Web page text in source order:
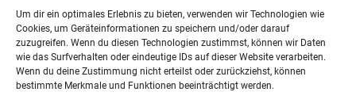
Um dir ein optimales Erlebnis zu bieten, verwenden wir Technologien wie
Cookies, um Geräteinformationen zu speichern und/oder darauf
zuzugreifen. Wenn du diesen Technologien zustimmst, können wir Daten
wie das Surfverhalten oder eindeutige IDs auf dieser Website verarbeiten.
Wenn du deine Zustimmung nicht erteilst oder zurückziehst, können
bestimmte Merkmale und Funktionen beeinträchtigt werden.
22. Juni 2026
« Ältere Einträge